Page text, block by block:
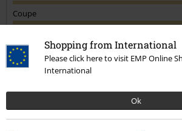
Shopping from International
Please click here to visit EMP Online
International
Ok
Coupe
avis vérifié
Est-ce que ce commentaire vous a été utile ?